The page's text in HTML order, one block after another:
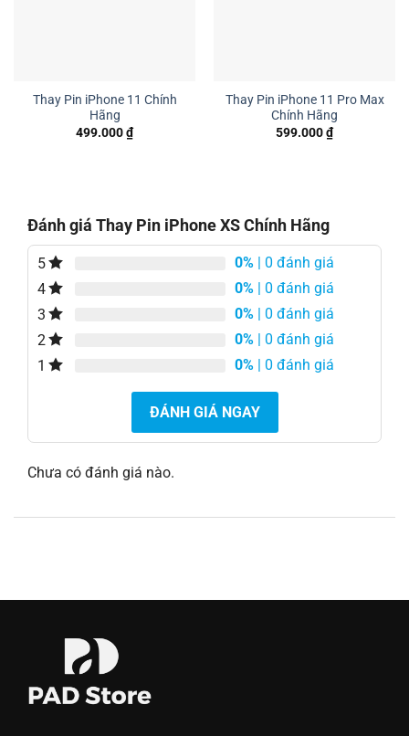
Thay Pin iPhone 11 Chính
Hãng
499.000₫
Thay Pin iPhone 11 Pro Max
Chính Hãng
599.000₫
Đánh giá Thay Pin iPhone XS Chính Hãng
5 0% | 0 đánh giá
4
0% | 0 đánh giá
3
0% | 0 đánh giá
2
0% | 0 đánh giá
1
0% | 0 đánh giá
ĐÁNH GIÁ NGAY
Chưa có đánh giá nào.